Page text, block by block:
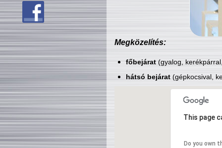
Megközelítés:
főbejárat(gyalog,
hátsó bejárat(gépkocsival,
This page
Do you own